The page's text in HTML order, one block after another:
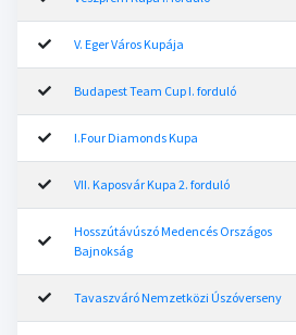
V. Eger Város Kupája
Budapest Team Cup I. forduló
I.Four Diamonds Kupa
VII. Kaposvár Kupa 2. forduló
Hosszútávúszó Medencés Országos
Bajnokság
Tavaszváró Nemzetközi Úszóverseny